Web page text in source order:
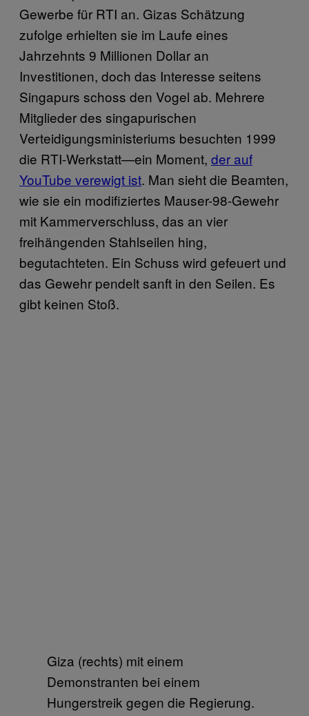
Gewerbe für RTI an. Gizas Schätzung
zufolge erhielten sie im Laufe eines
Jahrzehnts 9 Millionen Dollar an
Investitionen, doch das Interesse seitens
Singapurs schoss den Vogel ab. Mehrere
Mitglieder des singapurischen
Verteidigungsministeriums besuchten 1999
die RTI-Werkstatt—ein Moment, der auf
YouTube verewigt ist. Man sieht die Beamten,
wie sie ein modifiziertes Mauser-98-Gewehr
mit Kammerverschluss, das an vier
freihängenden Stahlseilen hing,
begutachteten. Ein Schuss wird gefeuert und
das Gewehr pendelt sanft in den Seilen. Es
gibt keinen Stoß.
Giza (rechts) mit einem
Demonstranten bei einem
Hungerstreik gegen die Regierung.